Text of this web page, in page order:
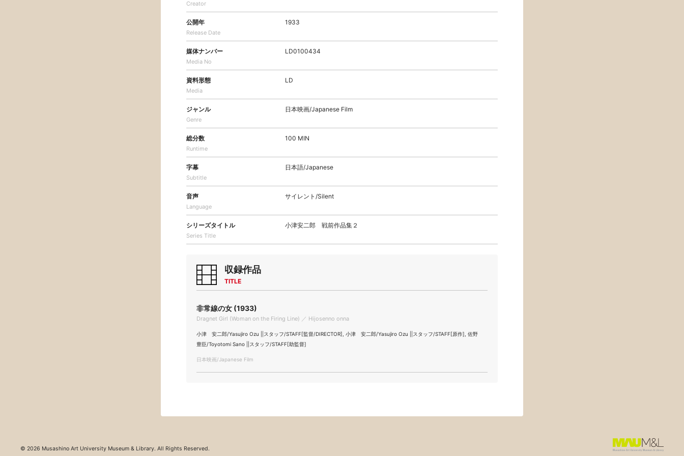
Creator
公開年
Release Date
1933
媒体ナンバー
Media No
LD0100434
資料形態
Media
LD
ジャンル
Genre
日本映画/Japanese Film
総分数
Runtime
100 MIN
字幕
Subtitle
日本語/Japanese
音声
Language
サイレント/Silent
シリーズタイトル
Series Title
小津安二郎 戦前作品集２
収録作品
TITLE
非常線の女 (1933)
Dragnet Girl (Woman on the Firing Line) ／ Hijosenno onna
小津 安二郎/Yasujiro Ozu ||スタッフ/STAFF[監督/DIRECTOR], 小津 安二郎/Yasujiro Ozu ||スタッフ/STAFF[原作], 佐野
豊臣/Toyotomi Sano ||スタッフ/STAFF[助監督]
日本映画/Japanese Film
© 2026 Musashino Art University Museum & Library. All Rights Reserved.